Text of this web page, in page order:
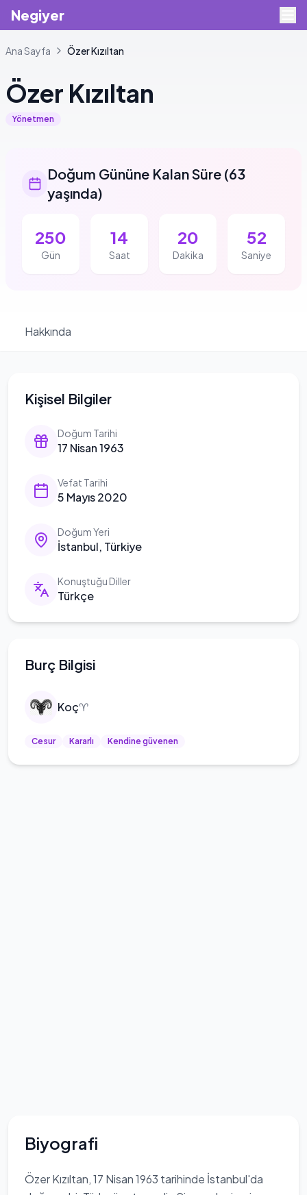
Negiyer
Ana Sayfa ÖzerKızıltan
Özer Kızıltan
Yönetmen
Doğum Gününe Kalan Süre (63
yaşında)
250
Gün
14
Saat
20
Dakika
52
Saniye
Hakkında
Kişisel Bilgiler
Doğum Tarihi
17 Nisan 1963
Vefat Tarihi
5 Mayıs 2020
Doğum Yeri
İstanbul, Türkiye
Konuştuğu Diller
Türkçe
Burç Bilgisi
Koç♈
Cesur Kararlı Kendine güvenen
Biyografi
Özer Kızıltan, 17 Nisan 1963 tarihinde İstanbul'da